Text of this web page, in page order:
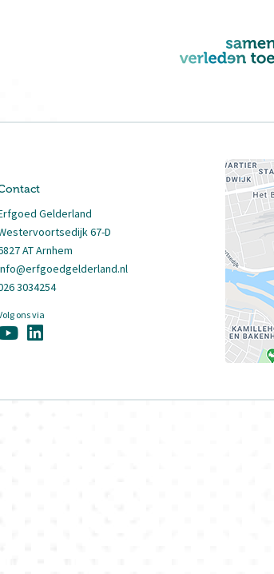
Gelderland
67-D
AT Arnhem
3034254
ons via